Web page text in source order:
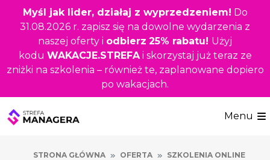
Przejdź
treści
Myśl jak lider, działaj z wyprzedzeniem! Do
31.08.2026 r. zapisz się na dowolne wydarzenia z
naszej oferty i odbierz 25% rabatu! Użyj
kodu WAKACJE.STREFAi skorzystaj już teraz ze
zniżki na szkolenia – również te, zaplanowane dopiero
po wakacjach.
Menu
STRONA GŁÓWNA OFERTA
SZKOLENIA ONLINE